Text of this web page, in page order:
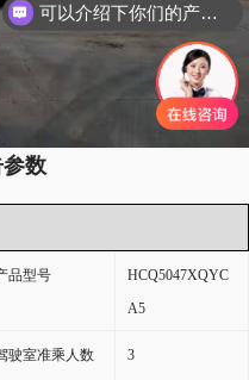
数
品型号
HCQ5047XQYC
A5
驶室准乘人数
3
可以介绍下你们的产品么